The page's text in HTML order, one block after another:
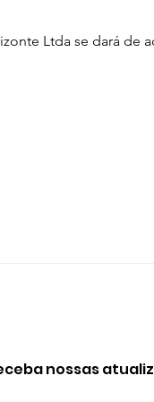
Ltda se dará de
nossas